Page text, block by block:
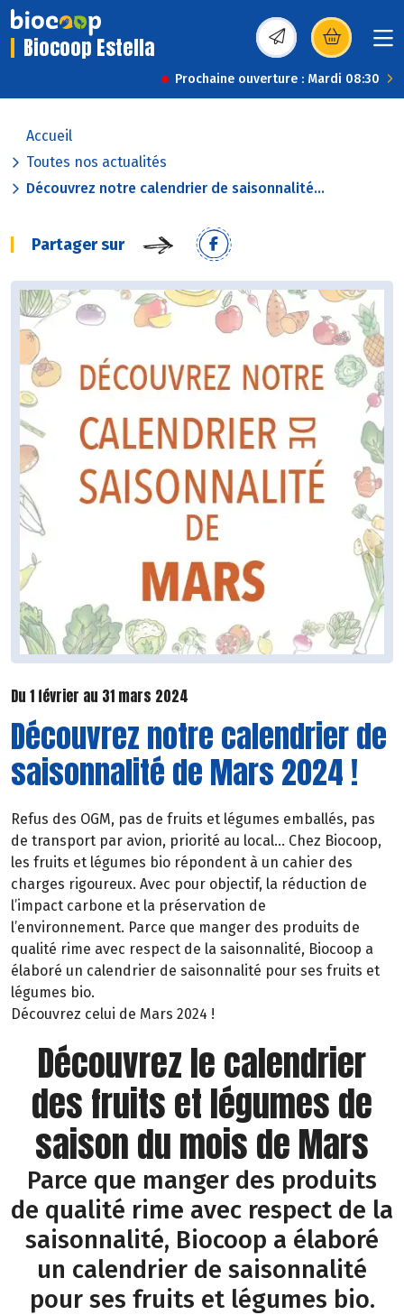
Biocoop Estella (s’ouvre dans une
Prochaine ouverture : Mardi 08:30
Accueil
Toutes nos actualités
Découvrez notre calendrier de saisonnalité...
Partager sur
Du 1 février au 31 mars 2024
Découvrez notre calendrier de
saisonnalité de Mars 2024 !
Refus des OGM, pas de fruits et légumes emballés, pas
de transport par avion, priorité au local… Chez Biocoop,
les fruits et légumes bio répondent à un cahier des
charges rigoureux. Avec pour objectif, la réduction de
l’impact carbone et la préservation de
l’environnement. Parce que manger des produits de
qualité rime avec respect de la saisonnalité, Biocoop a
élaboré un calendrier de saisonnalité pour ses fruits et
légumes bio.
Découvrez celui de Mars 2024 !
Découvrez le calendrier
des fruits et légumes de
saison du mois de Mars
Parce que manger des produits
de qualité rime avec respect de la
saisonnalité, Biocoop a élaboré
un calendrier de saisonnalité
pour ses fruits et légumes bio.